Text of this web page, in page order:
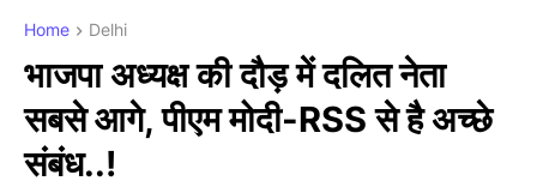
Home Delhi
भाजपा अध्यक्ष की दौड़ में दलित नेता
सबसे आगे, पीएम मोदी-RSS से है अच्छे
संबंध..!